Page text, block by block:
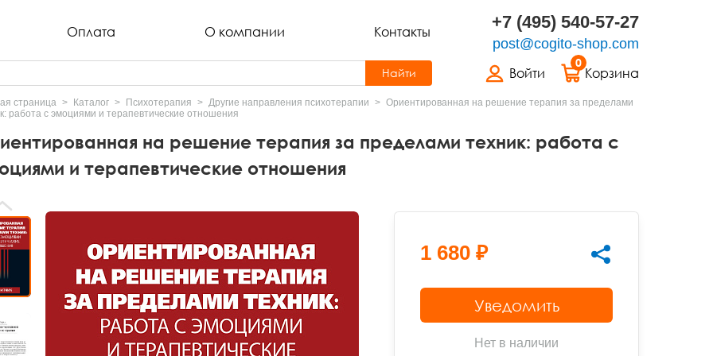
Оплата О компании Контакты +7 (495) 540-57-27
post@cogito-shop.com
Войти
0
Корзина
Найти
страница Каталог Психотерапия Другие направления психотерапии
Ориентированная на решение терапия за пределами
работа с эмоциями и терапевтические отношения
на решение терапия за пределами техник: работа с
и терапевтические отношения
1 680 ₽
Уведомить
Нет в наличии